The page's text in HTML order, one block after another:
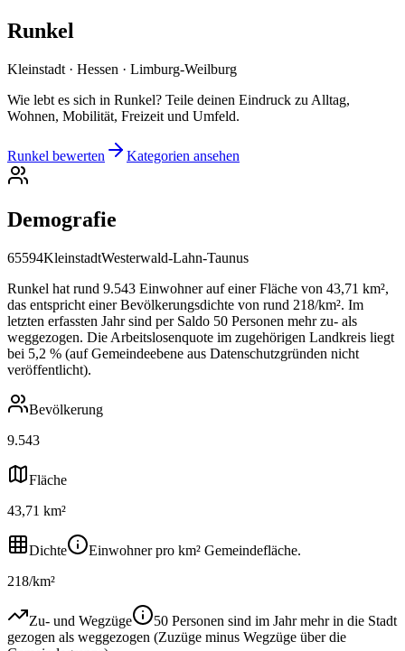
Runkel
Kleinstadt · Hessen · Limburg-Weilburg
Wie lebt es sich in Runkel? Teile deinen Eindruck zu Alltag,
Wohnen, Mobilität, Freizeit und Umfeld.
Runkel bewerten Kategorien ansehen
Demografie
65594KleinstadtWesterwald-Lahn-Taunus
Runkel hat rund 9.543 Einwohner auf einer Fläche von 43,71 km²,
das entspricht einer Bevölkerungsdichte von rund 218/km². Im
letzten erfassten Jahr sind per Saldo 50 Personen mehr zu- als
weggezogen. Die Arbeitslosenquote im zugehörigen Landkreis liegt
bei 5,2 % (auf Gemeindeebene aus Datenschutzgründen nicht
veröffentlicht).
Bevölkerung
9.543
Fläche
43,71 km²
Dichte
Einwohner pro km² Gemeindefläche.
218/km²
Zu- und Wegzüge
50 Personen sind im Jahr mehr in die Stadt
gezogen als weggezogen (Zuzüge minus Wegzüge über die